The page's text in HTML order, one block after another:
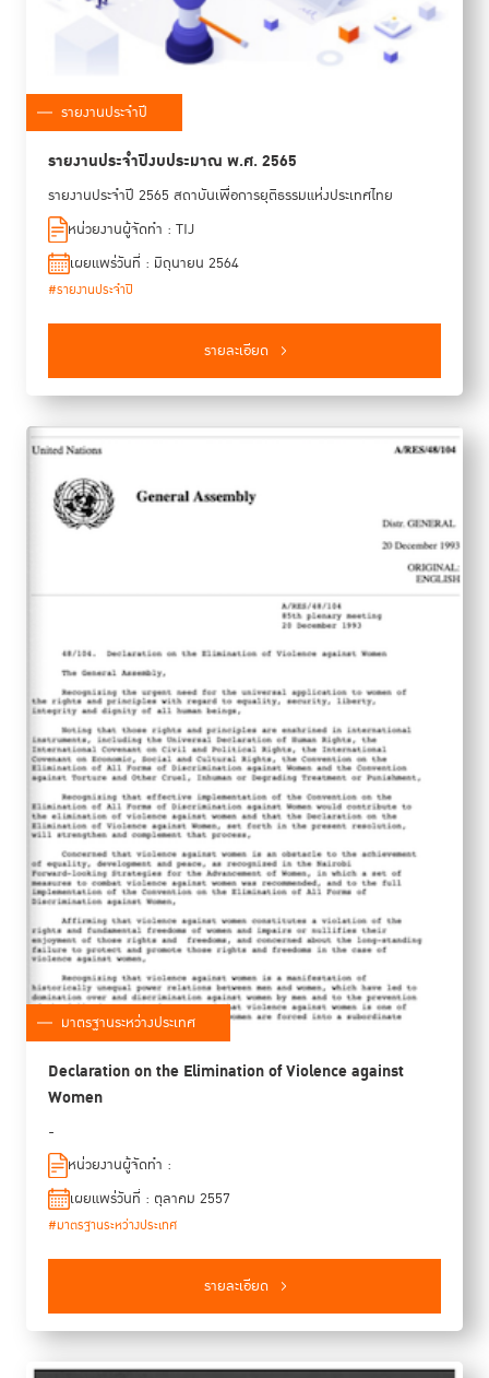
รายงานประจำปี
รายงานประจำปีงบประมาณ พ.ศ. 2565
รายงานประจำปี 2565 สถาบันเพื่อการยุติธรรมแห่งประเทศไทย
หน่วยงานผู้จัดทำ : TIJ
เผยแพร่วันที่ : มิถุนายน 2564
#รายงานประจำปี
รายละเอียด
มาตรฐานระหว่างประเทศ
Declaration on the Elimination of Violence against
Women
-
หน่วยงานผู้จัดทำ :
เผยแพร่วันที่ : ตุลาคม 2557
#มาตรฐานระหว่างประเทศ
รายละเอียด